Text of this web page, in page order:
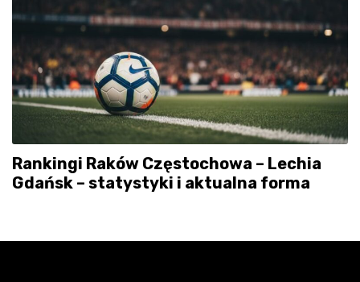
Rankingi Raków Częstochowa – Lechia
Gdańsk – statystyki i aktualna forma